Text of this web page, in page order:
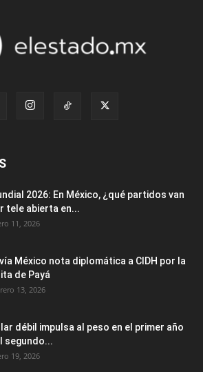
2026: En México, ¿qué partidos van
tele abierta en...
11, 2026
México nota diplomática a CIDH por la
de Payá
13, 2026
débil impulsa al peso en el primer año
segundo...
19, 2026